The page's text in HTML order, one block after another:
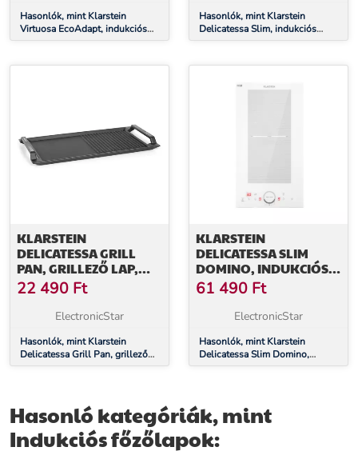
Hasonlók, mint Klarstein
Virtuosa EcoAdapt, indukciós
főzőlap, 7200 W, 4 zóna, üveg,
Hasonlók, mint Klarstein
Delicatessa Slim, indukciós
főzőlap, 3500 W, időzítő, fekete
KLARSTEIN
DELICATESSA GRILL
PAN, GRILLEZŐ LAP,
INDUKCIÓS FŐZŐLAP
TARTOZÉK, FEKETE
22 490 Ft
ElectronicStar
Hasonlók, mint Klarstein
Delicatessa Grill Pan, grillező
lap, indukciós főzőlap tartozék,
KLARSTEIN
DELICATESSA SLIM
DOMINO, INDUKCIÓS
FŐZŐLAP, 3500 W,
IDŐZÍTŐ
61 490 Ft
ElectronicStar
Hasonlók, mint Klarstein
Delicatessa Slim Domino,
indukciós főzőlap, 3500 W,
Hasonló kategóriák, mint
Indukciós főzőlapok: